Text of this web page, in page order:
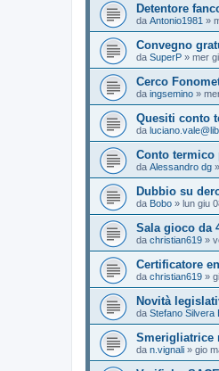
Detentore
da Antonio1981 »
Convegno
da SuperP » mer
Cerco
da ingsemino »
Quesiti conto
da
Conto
da Alessandro dg »
Dubbio su
da Bobo » lun giu
Sala gioco da
da christian619 »
Certificatore
da christian619 »
Novità
da Stefano Silvera
Smerigliatrice
da n.vignali » gio